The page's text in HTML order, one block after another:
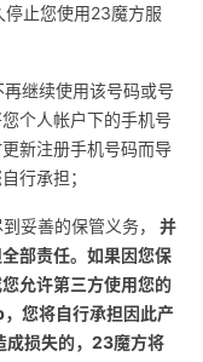
止您使用23魔方服
继续使用该号码或号
个人帐户下的手机号
新注册手机号码而导
行承担；
妥善的保管义务，
并
部责任。如果因您保
允许第三方使用您的
您将自行承担因此产
成损失的，23魔方将